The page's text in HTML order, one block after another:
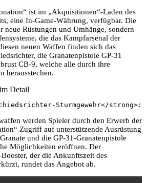
ist im „Akquisitionen“-Laden des
eine In-Game-Währung, verfügbar. Die
neue Rüstungen und Umhänge, sondern
die das Kampfarsenal der
neuen Waffen finden sich das
die Granatenpistole GP-31
CB-9, welche alle durch ihre
herausstechen.
Detail
Sturmgewehr</
werden Spieler durch den Erwerb der
Zugriff auf unterstützende Ausrüstung
und die GP-31-Granatenpistole
Möglichkeiten eröffnen. Der
der die Ankunftszeit des
rundet das Angebot ab.